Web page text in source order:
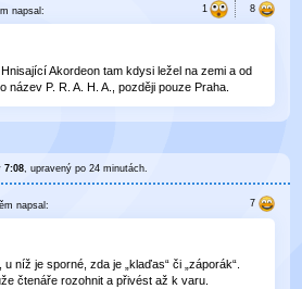
napsal:
Akordeon tam kdysi ležel na zemi a od
název P. R. A. H. A., později pouze Praha.
7:08 , upravenýpo 24 minutách
napsal:
u níž je sporné, zda je „klaďas“ či „záporák“.
čtenáře rozohnit a přivést až k varu.